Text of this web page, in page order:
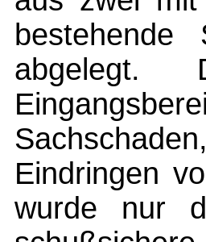
abgelegt.
Eindringen
wurde nur